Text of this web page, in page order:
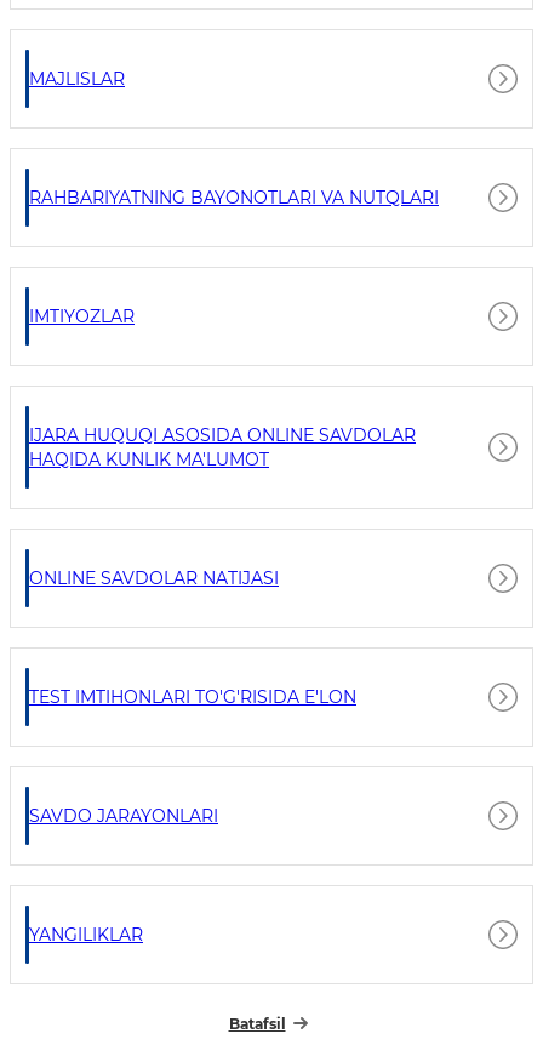
MAJLISLAR
RAHBARIYATNING BAYONOTLARI VA NUTQLARI
IMTIYOZLAR
IJARA HUQUQI ASOSIDA ONLINE SAVDOLAR
HAQIDA KUNLIK MA'LUMOT
ONLINE SAVDOLAR NATIJASI
TEST IMTIHONLARI TO'G'RISIDA E'LON
SAVDO JARAYONLARI
YANGILIKLAR
Batafsil